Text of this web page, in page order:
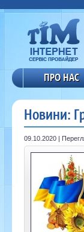
ПРО НАС
Новини:
09.10.2020 |